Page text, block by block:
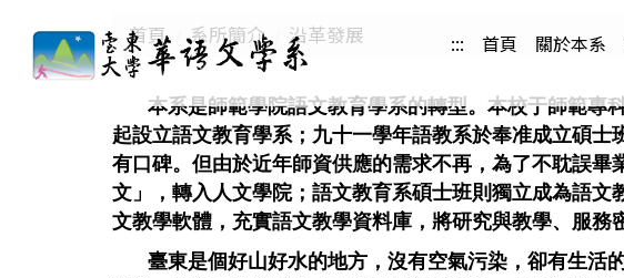
::: 首頁 關於本系
首頁 系所簡介 沿革發展
本系是師範學院語文教育學系的轉型。本校于師範專
起設立語文教育學系；九十一學年語教系於奉准成立碩
有口碑。但由於近年師資供應的需求不再，為了不耽誤
文」，轉入人文學院；語文教育系碩士班則獨立成為語
文教學軟體，充實語文教學資料庫，將研究與教學、服務
臺東是個好山好水的地方，沒有空氣污染，卻有生活